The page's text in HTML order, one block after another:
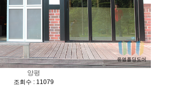
양평
조회수 : 11079